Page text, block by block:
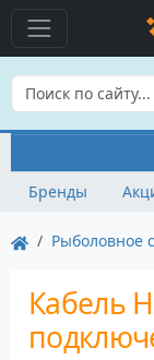
Бренды
Рыболовное
Кабель